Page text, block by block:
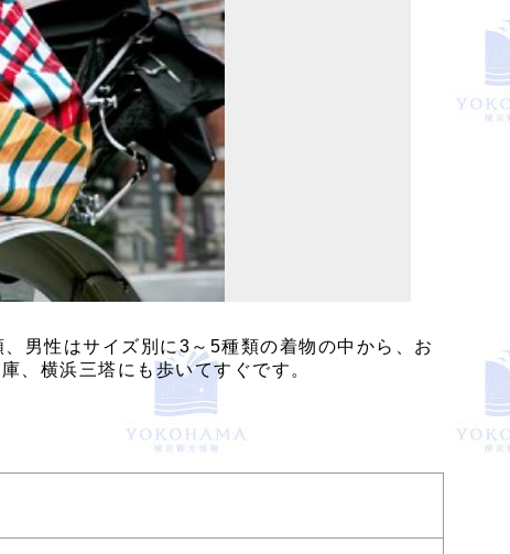
男性はサイズ別に3～5種類の着物の中から、お
、横浜三塔にも歩いてすぐです。